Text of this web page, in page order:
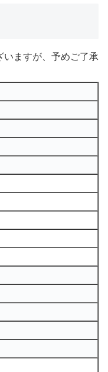
ますが、予めご了承